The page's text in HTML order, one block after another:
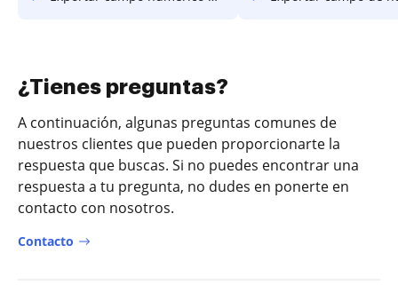
¿Tienes preguntas?
A continuación, algunas preguntas comunes de
nuestros clientes que pueden proporcionarte la
respuesta que buscas. Si no puedes encontrar una
respuesta a tu pregunta, no dudes en ponerte en
contacto con nosotros.
Contacto